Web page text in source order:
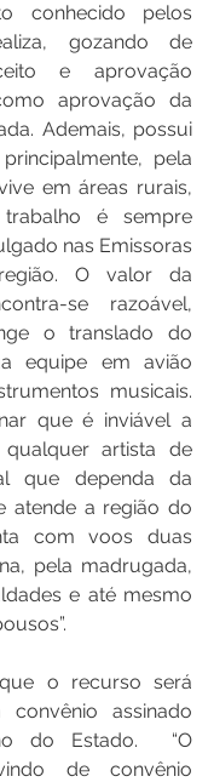
conhecido pelos
gozando de
e aprovação
aprovação da
Ademais, possui
pela
em áreas rurais,
é sempre
nas Emissoras
O valor da
se razoável,
o translado do
equipe em avião
musicais.
que é inviável a
artista de
que dependa da
atende a região do
com voos duas
pela madrugada,
e até mesmo
o recurso será
assinado
do Estado.  “O
de convênio